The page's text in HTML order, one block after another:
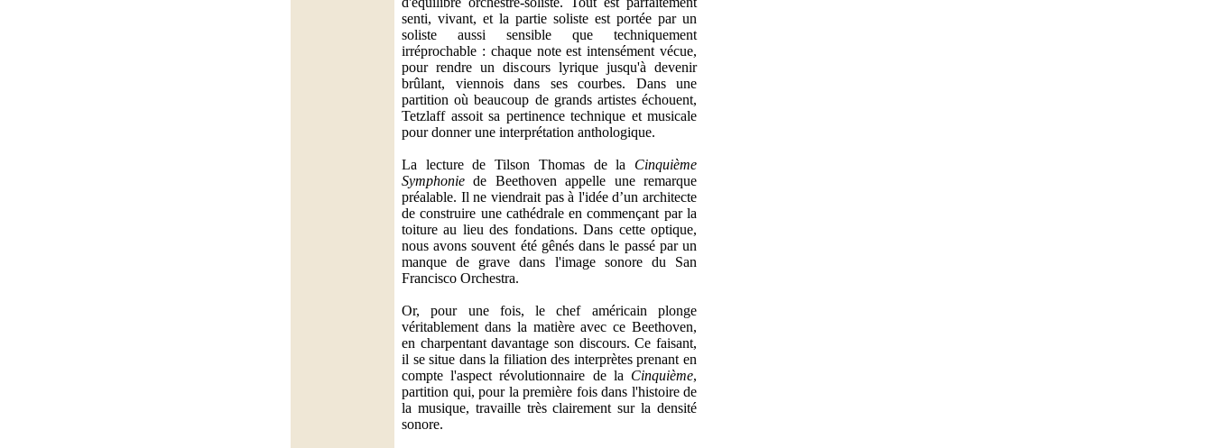
senti, vivant, et la partie soliste est portée par un
soliste aussi sensible que techniquement
irréprochable : chaque note est intensément vécue,
pour rendre un discours lyrique jusqu'à devenir
brûlant, viennois dans ses courbes. Dans une
partition où beaucoup de grands artistes échouent,
Tetzlaff assoit sa pertinence technique et musicale
pour donner une interprétation anthologique.
La lecture de Tilson Thomas de la Cinquième
Symphonie de Beethoven appelle une remarque
préalable. Il ne viendrait pas à l'idée d’un architecte
de construire une cathédrale en commençant par la
toiture au lieu des fondations. Dans cette optique,
nous avons souvent été gênés dans le passé par un
manque de grave dans l'image sonore du San
Francisco Orchestra.
Or, pour une fois, le chef américain plonge
véritablement dans la matière avec ce Beethoven,
en charpentant davantage son discours. Ce faisant,
il se situe dans la filiation des interprètes prenant en
compte l'aspect révolutionnaire de la Cinquième,
partition qui, pour la première fois dans l'histoire de
la musique, travaille très clairement sur la densité
sonore.